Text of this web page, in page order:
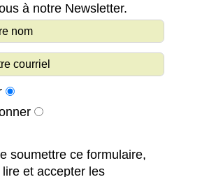
à notre Newsletter.
soumettre ce formulaire,
et accepter les